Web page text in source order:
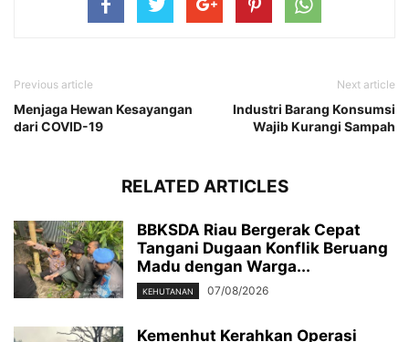
Previous article
Menjaga Hewan Kesayangan
dari COVID-19
Next article
Industri Barang Konsumsi
Wajib Kurangi Sampah
RELATED ARTICLES
BBKSDA Riau Bergerak Cepat
Tangani Dugaan Konflik Beruang
Madu dengan Warga...
KEHUTANAN 07/08/2026
Kemenhut Kerahkan Operasi